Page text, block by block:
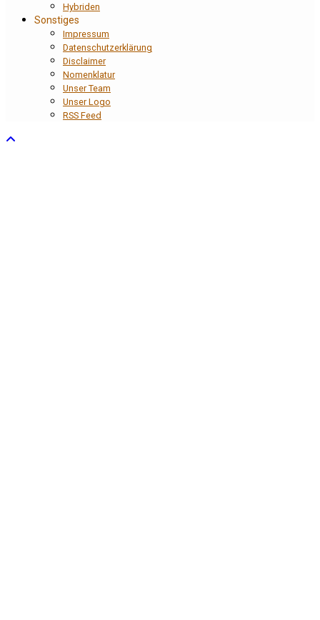
Hybriden
Sonstiges
Impressum
Datenschutzerklärung
Disclaimer
Nomenklatur
Unser Team
Unser Logo
RSS Feed